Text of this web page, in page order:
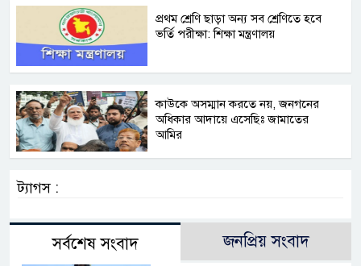
প্রথম শ্রেণি ছাড়া অন্য সব শ্রেণিতে হবে
ভর্তি পরীক্ষা: শিক্ষা মন্ত্রণালয়
কাউকে অসম্মান করতে নয়, জনগনের
অধিকার আদায়ে এসেছিঃ জামাতের
আমির
ট্যাগস :
সর্বশেষ সংবাদ জনপ্রিয় সংবাদ